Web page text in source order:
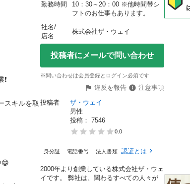
スキルを取
😁
勤務時間
10：30～20：00 ※他時間帯シ
フトのお仕事もあります。
社名/
店名
株式会社ザ・ウェイ
投稿者にメールで問い合わせ
※問い合わせは会員登録とログイン必須です
違反を報告
注意事項
投稿者
ザ・ウェイ
男性
投稿： 7546
0.0
身分証 電話番号 法人書類 認証とは
2000年より創業している株式会社ザ・ウェ
イです。 弊社は、関わるすべての人々が